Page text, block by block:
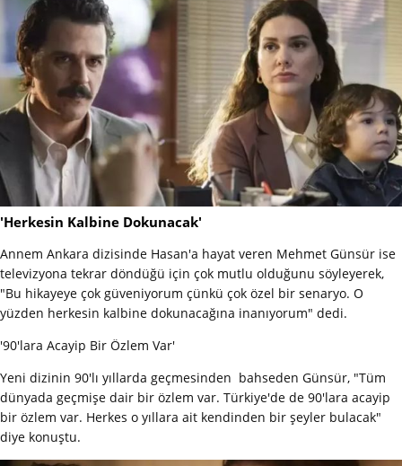
'Herkesin Kalbine Dokunacak'
Annem Ankara dizisinde Hasan'a hayat veren Mehmet Günsür ise
televizyona tekrar döndüğü için çok mutlu olduğunu söyleyerek,
"Bu hikayeye çok güveniyorum çünkü çok özel bir senaryo. O
yüzden herkesin kalbine dokunacağına inanıyorum" dedi.
'90'lara Acayip Bir Özlem Var'
Yeni dizinin 90'lı yıllarda geçmesinden bahseden Günsür, "Tüm
dünyada geçmişe dair bir özlem var. Türkiye'de de 90'lara acayip
bir özlem var. Herkes o yıllara ait kendinden bir şeyler bulacak"
diye konuştu.